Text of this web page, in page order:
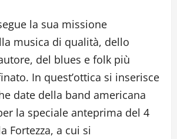
la sua missione
musica di qualità, dello
del blues e folk più
In quest’ottica si inserisce
date della band americana
la speciale anteprima del 4
Fortezza, a cui si